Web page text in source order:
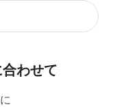
わせて